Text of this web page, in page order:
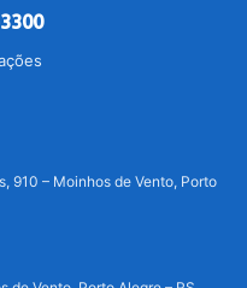
910 – Moinhos de Vento, Porto